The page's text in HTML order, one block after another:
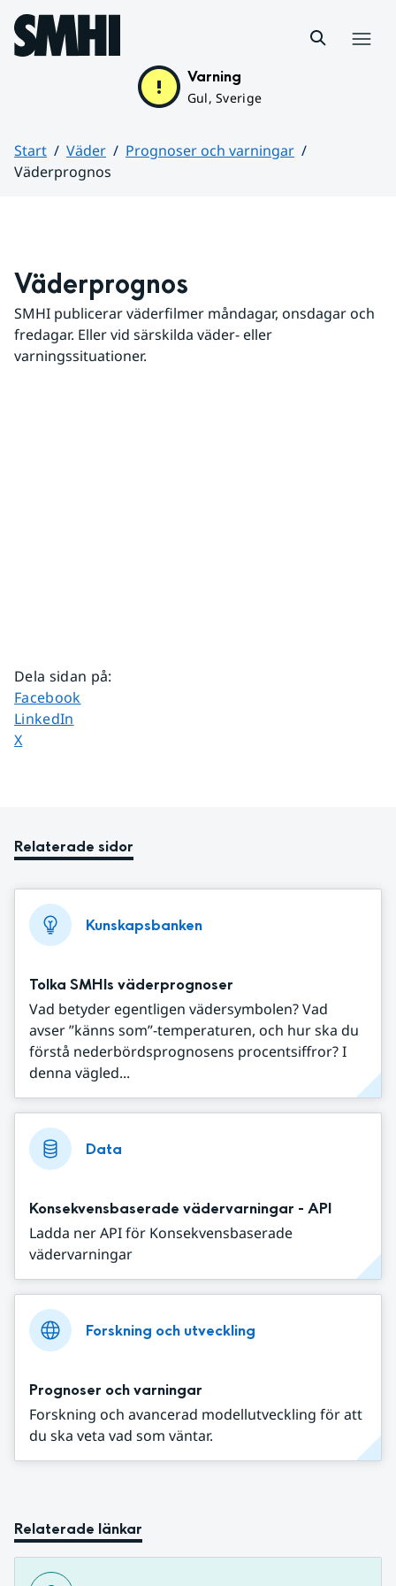
Hoppa till sidans innehåll
Varning
Gul, Sverige
Start Väder
Prognoser och varningar
Väderprognos
Väderprognos
SMHI publicerar väderfilmer måndagar, onsdagar och
fredagar. Eller vid särskilda väder- eller
varningssituationer.
Dela sidan på:
Dela sidan på
Facebook
Dela sidan på
LinkedIn
Dela sidan på
X
Relaterade sidor
Kunskapsbanken
Tolka SMHIs väderprognoser
Vad betyder egentligen vädersymbolen? Vad
avser ”känns som”-temperaturen, och hur ska du
förstå nederbördsprognosens procentsiffror? I
denna vägled...
Data
Konsekvensbaserade vädervarningar - API
Ladda ner API för Konsekvensbaserade
vädervarningar
Forskning och utveckling
Prognoser och varningar
Forskning och avancerad modellutveckling för att
du ska veta vad som väntar.
Relaterade länkar